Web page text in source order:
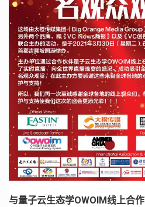
与量子云生态学OWOIM线上合作